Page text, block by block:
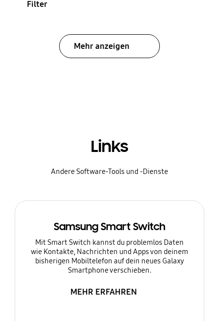
Filter
Mehr anzeigen
Links
Andere Software-Tools und -Dienste
Samsung Smart Switch
Mit Smart Switch kannst du problemlos Daten
wie Kontakte, Nachrichten und Apps von deinem
bisherigen Mobiltelefon auf dein neues Galaxy
Smartphone verschieben.
MEHR ERFAHREN